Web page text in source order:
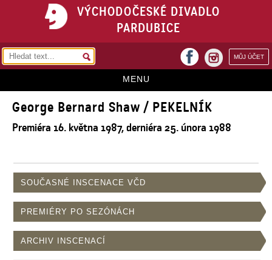
VÝCHODOČESKÉ DIVADLO
PARDUBICE
MŮJ ÚČET
facebook
MENU
HOME
PROGRAM
VSTUPENKY
PŘEDPLATNÉ
KONTAKTY
O DIVADLE
George Bernard Shaw / PEKELNÍK
Premiéra 16. května 1987, derniéra 25. února 1988
SOUČASNÉ INSCENACE VČD
PREMIÉRY PO SEZÓNÁCH
ARCHIV INSCENACÍ